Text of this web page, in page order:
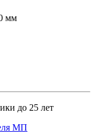
мм
до 25 лет
МП